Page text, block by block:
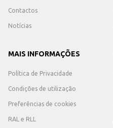
Contactos
Notícias
MAIS INFORMAÇÕES
Política de Privacidade
Condições de utilização
Preferências de cookies
RAL e RLL